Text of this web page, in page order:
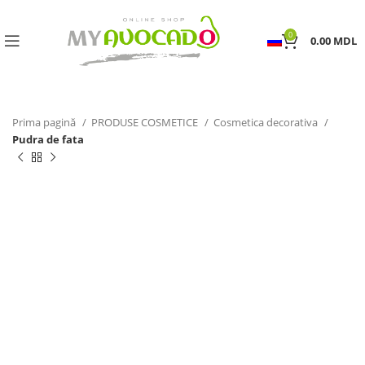
0 0.00 MDL
Prima pagină PRODUSE COSMETICE
Cosmetica decorativa
Pudra de fata